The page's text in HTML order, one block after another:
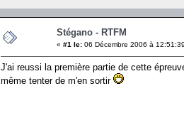
Stégano - RTFM
« #1 le: 06 Décembre 2006 à
J'ai reussi la première partie de cette
même tenter de m'en sortir